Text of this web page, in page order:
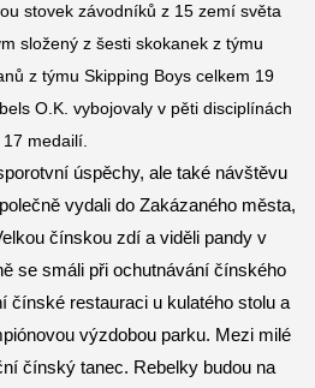
stovek závodníků z 15 zemí světa
složený z šesti skokanek z týmu
z týmu Skipping Boys celkem 19
O.K. vybojovaly v pěti disciplínách
17 medailí.
úspěchy, ale také návštěvu
vydali do Zakázaného města,
čínskou zdí a viděli pandy v
se smáli při ochutnávání čínského
čínské restauraci u kulatého stolu a
výzdobou parku. Mezi milé
čínský tanec. Rebelky budou na